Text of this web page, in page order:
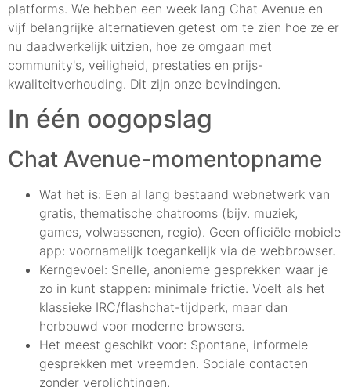
platforms. We hebben een week lang Chat Avenue en
vijf belangrijke alternatieven getest om te zien hoe ze er
nu daadwerkelijk uitzien, hoe ze omgaan met
community's, veiligheid, prestaties en prijs-
kwaliteitverhouding. Dit zijn onze bevindingen.
In één oogopslag
Chat Avenue-momentopname
Wat het is: Een al lang bestaand webnetwerk van
gratis, thematische chatrooms (bijv. muziek,
games, volwassenen, regio). Geen officiële mobiele
app: voornamelijk toegankelijk via de webbrowser.
Kerngevoel: Snelle, anonieme gesprekken waar je
zo in kunt stappen: minimale frictie. Voelt als het
klassieke IRC/flashchat-tijdperk, maar dan
herbouwd voor moderne browsers.
Het meest geschikt voor: Spontane, informele
gesprekken met vreemden. Sociale contacten
zonder verplichtingen.